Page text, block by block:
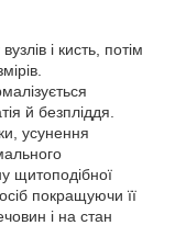
і кисть, потім
й безпліддя.
усунення
щитоподібної
покращуючи її
і на стан